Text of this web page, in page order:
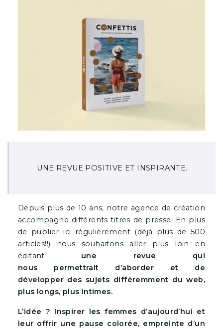
UNE REVUE POSITIVE ET INSPIRANTE.
Depuis plus de 10 ans, notre agence de création
accompagne différents titres de presse. En plus
de publier ici régulièrement (déjà plus de 500
articles!!) nous souhaitons aller plus loin en
éditant une revue qui
nous permettrait d’aborder et de
développer des sujets différemment du web,
plus longs, plus intimes.
L’idée ? Inspirer les femmes d’aujourd’hui et
leur offrir une pause colorée, empreinte d’un